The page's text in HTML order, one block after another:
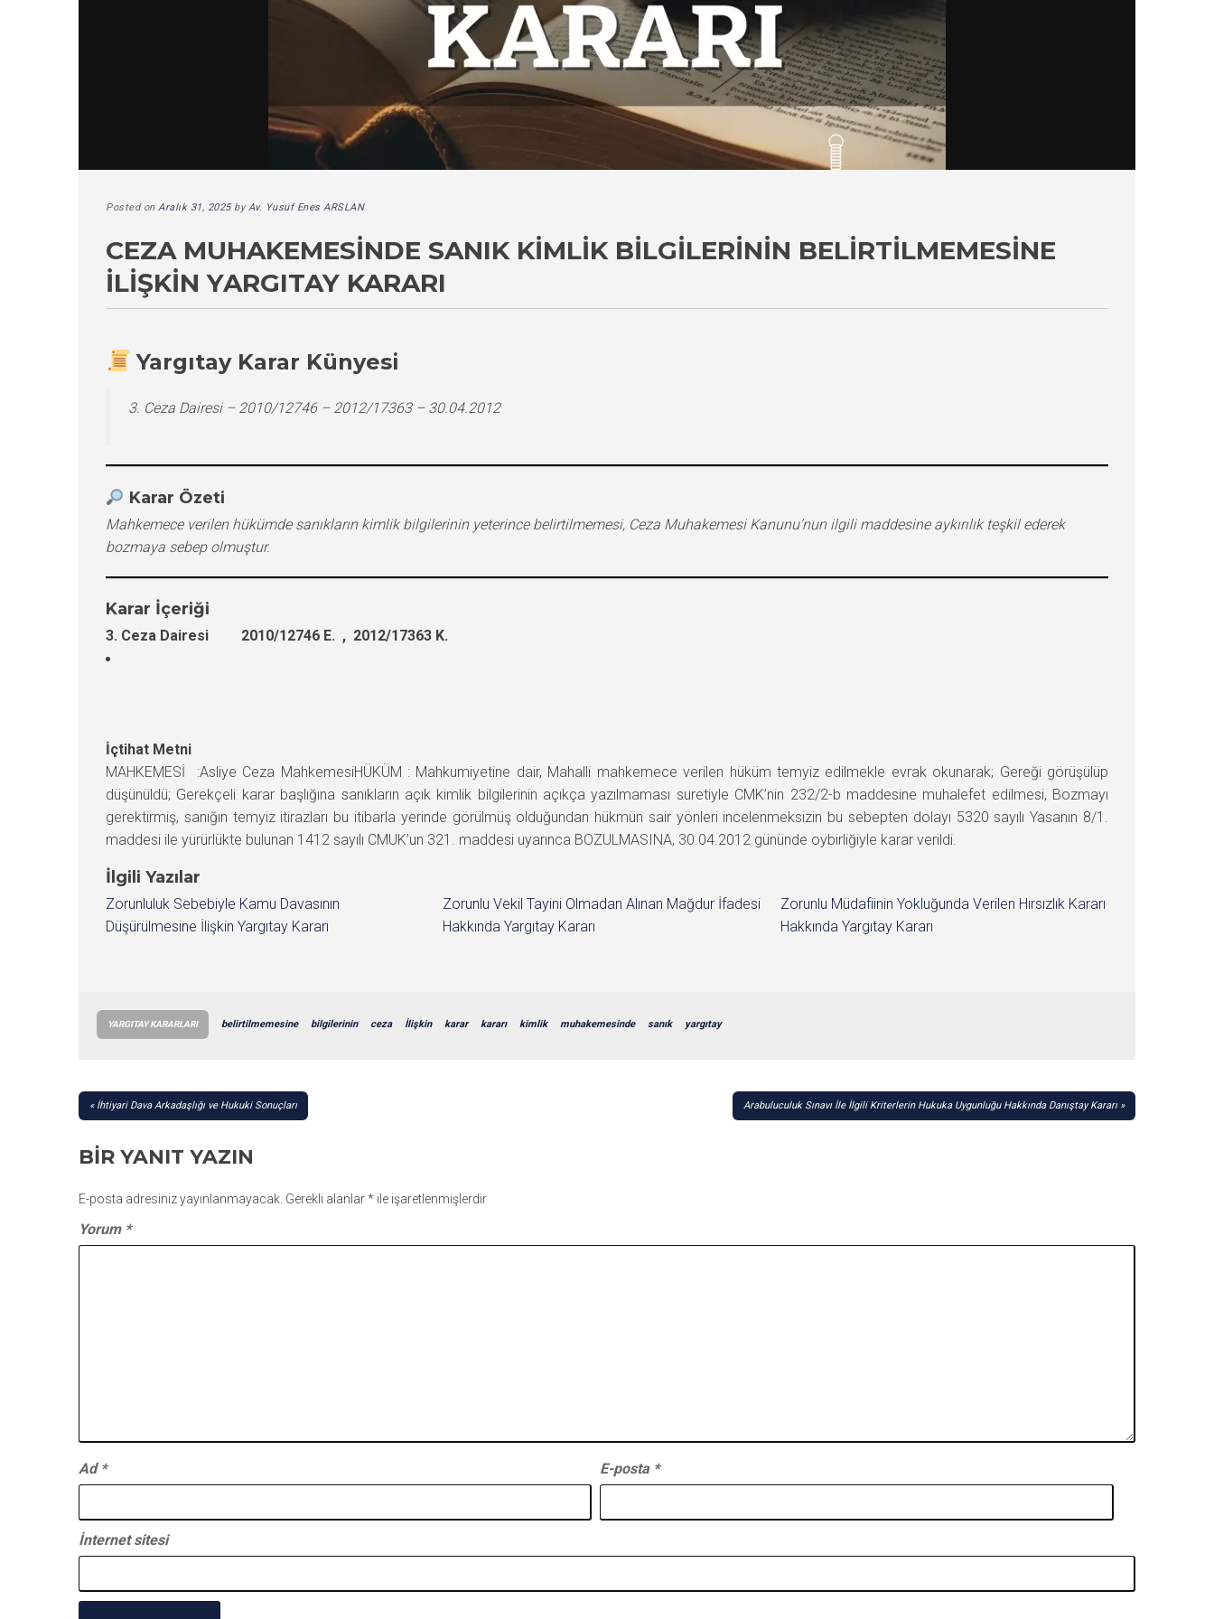
Posted on Aralık 31, 2025byAv. Yusuf Enes ARSLAN
CEZA MUHAKEMESINDE SANIK KIMLIK BILGILERININ BELIRTILMEMESINE
İLIŞKIN YARGITAY KARARI
Yargıtay Karar Künyesi
3. Ceza Dairesi – 2010/12746 – 2012/17363 – 30.04.2012
Karar Özeti
Mahkemece verilen hükümde sanıkların kimlik bilgilerinin yeterince belirtilmemesi, Ceza Muhakemesi Kanunu’nun ilgili maddesine aykırılık teşkil ederek
bozmaya sebep olmuştur.
Karar İçeriği
3. Ceza Dairesi 2010/12746 E. , 2012/17363 K.
İçtihat Metni
MAHKEMESİ :Asliye Ceza MahkemesiHÜKÜM : Mahkumiyetine dair, Mahalli mahkemece verilen hüküm temyiz edilmekle evrak okunarak; Gereği görüşülüp
düşünüldü; Gerekçeli karar başlığına sanıkların açık kimlik bilgilerinin açıkça yazılmaması suretiyle CMK’nin 232/2-b maddesine muhalefet edilmesi, Bozmayı
gerektirmiş, sanığın temyiz itirazları bu itibarla yerinde görülmüş olduğundan hükmün sair yönleri incelenmeksizin bu sebepten dolayı 5320 sayılı Yasanın 8/1.
maddesi ile yürürlükte bulunan 1412 sayılı CMUK’un 321. maddesi uyarınca BOZULMASINA, 30.04.2012 gününde oybirliğiyle karar verildi.
İlgili Yazılar
Zorunluluk Sebebiyle Kamu Davasının
Düşürülmesine İlişkin Yargıtay Kararı
Zorunlu Vekil Tayini Olmadan Alınan Mağdur İfadesi
Hakkında Yargıtay Kararı
Zorunlu Müdafiinin Yokluğunda Verilen Hırsızlık Kararı
Hakkında Yargıtay Kararı
YARGITAY KARARLARI belirtilmemesine bilgilerinin ceza İlişkin karar kararı kimlik muhakemesinde sanık yargıtay
YAZI
İhtiyari Dava Arkadaşlığı ve Hukuki Sonuçları Arabuluculuk Sınavı İle İlgili Kriterlerin Hukuka Uygunluğu Hakkında Danıştay Kararı
BIR YANIT YAZIN
E-posta adresiniz yayınlanmayacak. Gerekli alanlar* ile işaretlenmişlerdir
Yorum *
Ad * E-posta *
İnternet sitesi